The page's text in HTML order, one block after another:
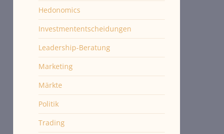
Hedonomics
Investmententscheidungen
Leadership-Beratung
Marketing
Märkte
Politik
Trading